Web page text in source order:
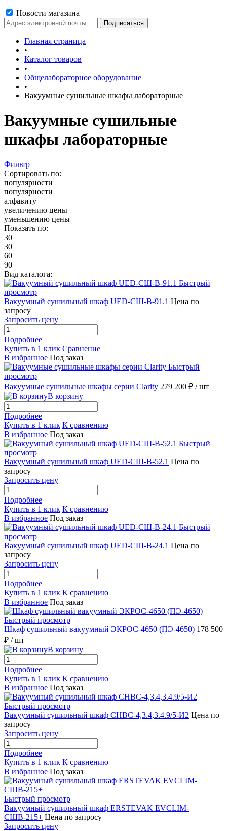
Новости магазина
Главная страница
•
Каталог товаров
•
Общелабораторное оборудование
•
Вакуумные сушильные шкафы лабораторные
Вакуумные сушильные
шкафы лабораторные
Фильтр
Сортировать по:
популярности
популярности
алфавиту
увеличению цены
уменьшению цены
Показать по:
30
30
60
90
Вид каталога:
Быстрый
просмотр
Вакуумный сушильный шкаф UED-СШ-В-91.1 Цена по
запросу
Запросить цену
Подробнее
Купить в 1 клик Сравнение
В избранное Под заказ
Быстрый
просмотр
Вакуумные сушильные шкафы серии Clarity 279 200 ₽ / шт
В корзину
Подробнее
Купить в 1 клик К сравнению
В избранное Под заказ
Быстрый
просмотр
Вакуумный сушильный шкаф UED-СШ-В-52.1 Цена по
запросу
Запросить цену
Подробнее
Купить в 1 клик К сравнению
В избранное Под заказ
Быстрый
просмотр
Вакуумный сушильный шкаф UED-СШ-В-24.1 Цена по
запросу
Запросить цену
Подробнее
Купить в 1 клик К сравнению
В избранное Под заказ
Быстрый просмотр
Шкаф сушильный вакуумный ЭКРОС-4650 (ПЭ-4650) 178 500
₽ / шт
В корзину
Подробнее
Купить в 1 клик К сравнению
В избранное Под заказ
Быстрый просмотр
Вакуумный сушильный шкаф СНВС-4,3.4,3.4.9/5-И2 Цена по
запросу
Запросить цену
Подробнее
Купить в 1 клик К сравнению
В избранное Под заказ
Быстрый просмотр
Вакуумный сушильный шкаф ERSTEVAK EVCLIM-
СШВ-215+ Цена по запросу
Запросить цену